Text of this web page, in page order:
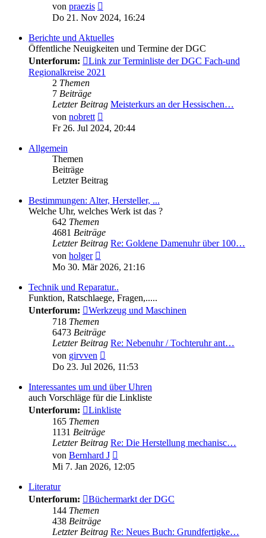
von praezis
Beitrag
Do 21. Nov 2024, 16:24
Berichte und Aktuelles
Öffentliche Neuigkeiten und Termine der DGC
Unterforum:
Link zur Terminliste der DGC Fach-und
Regionalkreise 2021
2 Themen
7 Beiträge
Letzter Beitrag Meisterkurs an der Hessischen…
von nobrett
Beitrag
Fr 26. Jul 2024, 20:44
Allgemein
Themen
Beiträge
Letzter Beitrag
Bestimmungen: Alter, Hersteller, ...
Welche Uhr, welches Werk ist das ?
642 Themen
4681 Beiträge
Letzter Beitrag Re: Goldene Damenuhr über 100…
von holger
Beitrag
Mo 30. Mär 2026, 21:16
Technik und Reparatur..
Funktion, Ratschlaege, Fragen,.....
Unterforum:
Werkzeug und Maschinen
718 Themen
6473 Beiträge
Letzter Beitrag Re: Nebenuhr / Tochteruhr ant…
von girvven
Beitrag
Do 23. Jul 2026, 11:53
Interessantes um und über Uhren
auch Vorschläge für die Linkliste
Unterforum:
Linkliste
165 Themen
1131 Beiträge
Letzter Beitrag Re: Die Herstellung mechanisc…
von Bernhard J
Beitrag
Mi 7. Jan 2026, 12:05
Literatur
Unterforum:
Büchermarkt der DGC
144 Themen
438 Beiträge
Letzter Beitrag Re: Neues Buch: Grundfertigke…